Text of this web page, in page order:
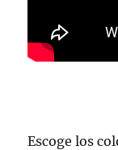
Escoge los